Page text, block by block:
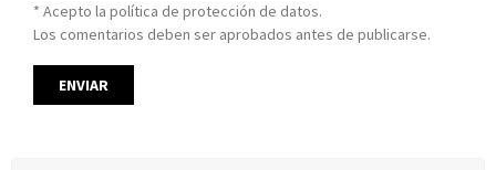
* Acepto la política de protección de datos.
Los comentarios deben ser aprobados antes de publicarse.